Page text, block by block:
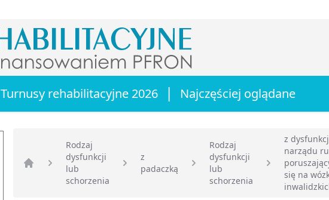
Turnusy rehabilitacyjne 2026 | Najczęściej oglądane
Strona główna
Rodzaj
dysfunkcji
lub
schorzenia
z
padaczką
Rodzaj
dysfunkcji
lub
schorzenia
z
narządu
się na